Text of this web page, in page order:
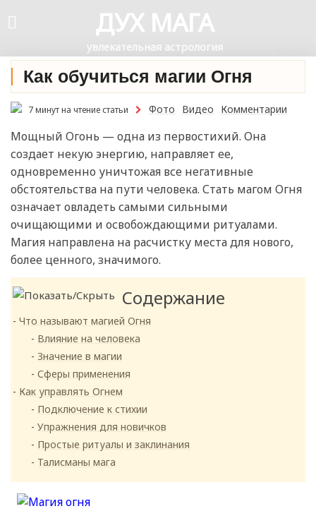
ДУХ МАГА
увлекательная астрология
Как обучиться магии Огня
7 минут на чтение статьи Фото Видео Комментарии
Мощный Огонь — одна из первостихий. Она
создает некую энергию, направляет ее,
одновременно уничтожая все негативные
обстоятельства на пути человека. Стать магом Огня
означает овладеть самыми сильными
очищающими и освобождающими ритуалами.
Магия направлена на расчистку места для нового,
более ценного, значимого.
Содержание
Что называют магией Огня
Влияние на человека
Значение в магии
Сферы применения
Как управлять Огнем
Подключение к стихии
Упражнения для новичков
Простые ритуалы и заклинания
Талисманы мага